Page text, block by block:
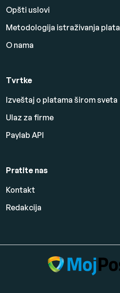
Opšti uslovi
Metodologija istraživanja plata
O nama
Tvrtke
Izveštaj o platama širom sveta
Ulaz za firme
Paylab API
Pratite nas
Kontakt
Redakcija